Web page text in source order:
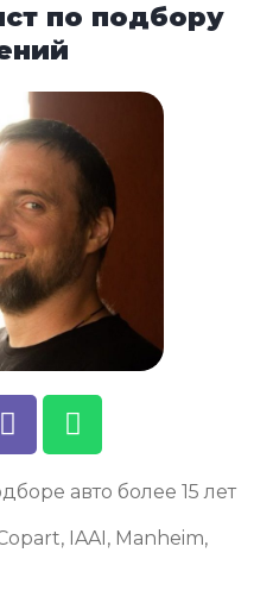
по подбору
авто более 15 лет
IAAI, Manheim,